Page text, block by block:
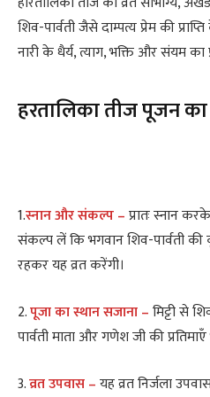
शिव-पार्वती जैसे दाम्पत्य प्रेम की
नारी के धैर्य, त्याग, भक्ति और संयम का
हरतालिका तीज पूजन का
1.स्नान और संकल्प –प्रातः स्नान
संकल्प लें कि भगवान शिव-पार्वती की
रहकर यह व्रत करेंगी।
2.पूजा का स्थान सजाना –मिट्टी से
पार्वती माता और गणेश जी की
3.व्रत उपवास –यह व्रत निर्जला